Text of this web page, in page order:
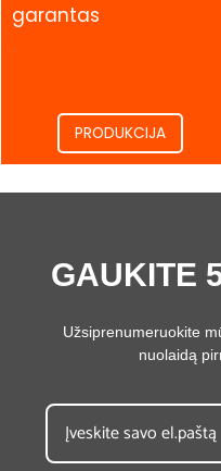
garantas
.
PRODUKCIJA
GAUKITE
Užsiprenumeruokite
nuolaidą